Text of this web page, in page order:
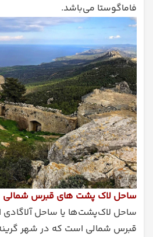
فاماگوستا می‌باشد.
ساحل لاک پشت های قبرس شمالی
ساحل لاک‌پشت‌ها یا ساحل آلاگادی
قبرس شمالی است که در شهر